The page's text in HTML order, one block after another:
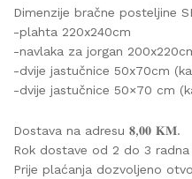
Dimenzije bračne posteljine
-plahta 220x240cm
-navlaka za jorgan
-dvije jastučnice 50x70cm
-dvije jastučnice 50×70 cm
Dostava na adresu 𝟖,𝟎𝟎 𝐊𝐌.
Rok dostave od 2 do 3 radna
Prije plaćanja dozvoljeno